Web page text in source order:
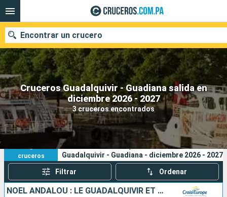
Cruceros Guadalquivir - Guadiana salida en
diciembre 2026 - 2027
3 cruceros encontrados
Encontrar un crucero
Nuestros destinos
Fecha de salida
Compañías
Buscar
3
cruceros
Sus criterios de búsqueda:
Guadalquivir - Guadiana - diciembre 2026 - 2027
Filtrar Ordenar
NOËL ANDALOU : LE GUADALQUIVIR ET LA BAIE DE CADIX